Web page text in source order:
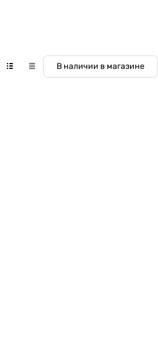
В наличии в магазине